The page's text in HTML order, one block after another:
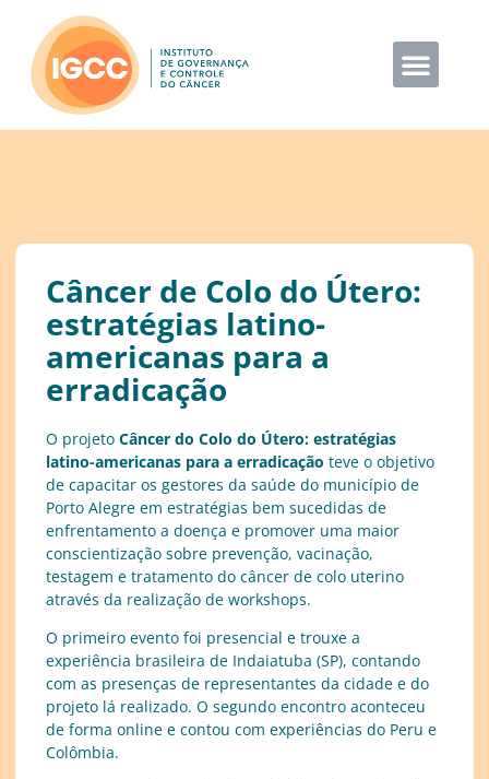
Câncer de Colo do Útero:
estratégias latino-
americanas para a
erradicação
O projeto Câncer do Colo do Útero: estratégias
latino-americanas para a erradicação teve o objetivo
de capacitar os gestores da saúde do município de
Porto Alegre em estratégias bem sucedidas de
enfrentamento a doença e promover uma maior
conscientização sobre prevenção, vacinação,
testagem e tratamento do câncer de colo uterino
através da realização de workshops.
O primeiro evento foi presencial e trouxe a
experiência brasileira de Indaiatuba (SP), contando
com as presenças de representantes da cidade e do
projeto lá realizado. O segundo encontro aconteceu
de forma online e contou com experiências do Peru e
Colômbia.